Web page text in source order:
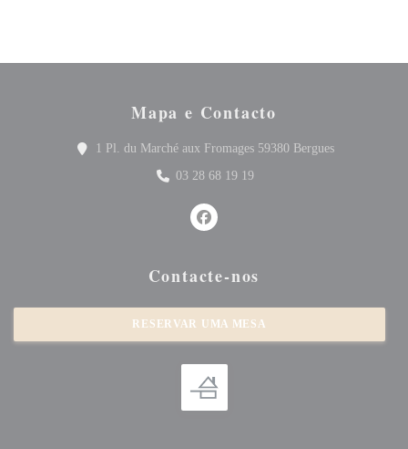
Mapa e Contacto
1 Pl. du Marché aux Fromages 59380 Bergues((abre numa
03 28 68 19 19
Facebook ((abre numa nova
Contacte-nos
RESERVAR UMA MESA